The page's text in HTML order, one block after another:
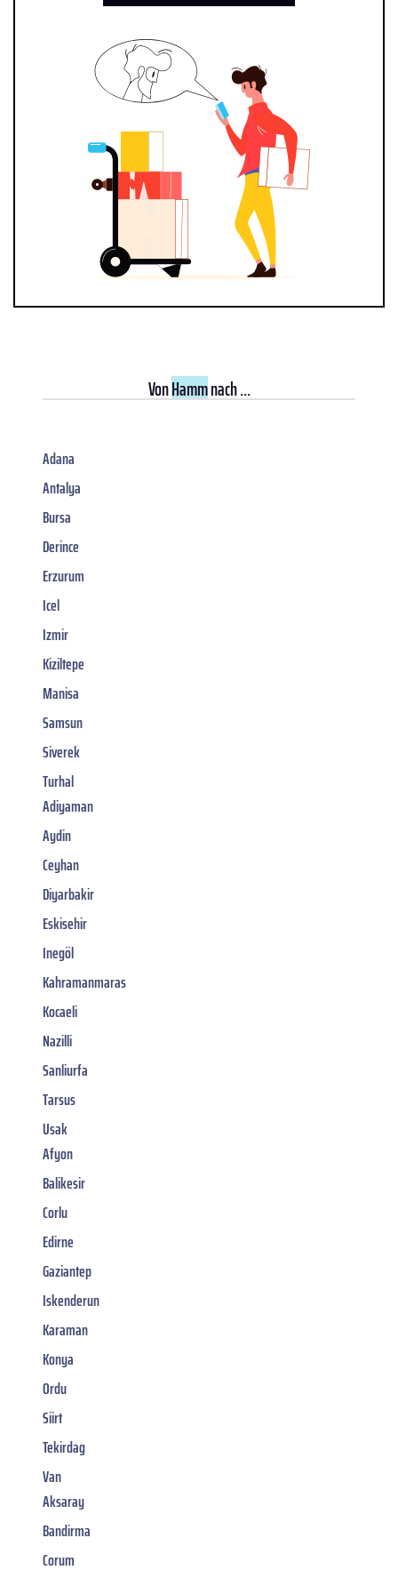
VonHammnach ...
Adana
Antalya
Bursa
Derince
Erzurum
Icel
Izmir
Kiziltepe
Manisa
Samsun
Siverek
Turhal
Adiyaman
Aydin
Ceyhan
Diyarbakir
Eskisehir
Inegöl
Kahramanmaras
Kocaeli
Nazilli
Sanliurfa
Tarsus
Usak
Afyon
Balikesir
Corlu
Edirne
Gaziantep
Iskenderun
Karaman
Konya
Ordu
Siirt
Tekirdag
Van
Aksaray
Bandirma
Corum